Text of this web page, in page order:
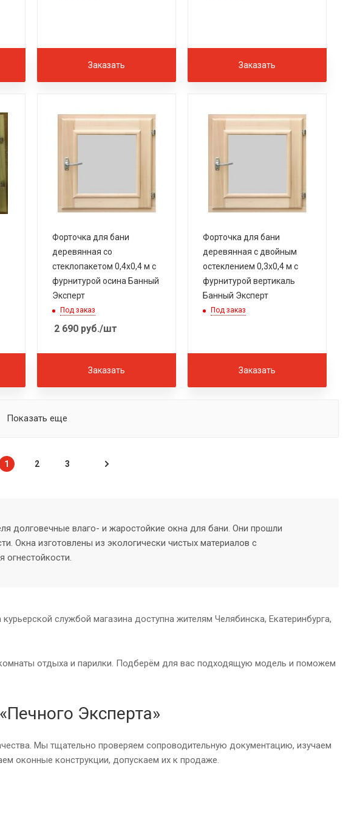
Заказать Заказать
Форточка для бани
деревянная со
стеклопакетом 0,4х0,4 м с
фурнитурой осина Банный
Эксперт
Под заказ
2 690руб./шт
Заказать
Форточка для бани
деревянная с двойным
остеклением 0,3х0,4 м с
фурнитурой вертикаль
Банный Эксперт
Под заказ
Заказать
Показать еще
1 2 3
долговечные влаго- и жаростойкие окна для бани. Они прошли
Окна изготовлены из экологически чистых материалов с
огнестойкости.
службой магазина доступна жителям Челябинска, Екатеринбурга,
отдыха и парилки. Подберём для вас подходящую модель и поможем
Эксперта»
Мы тщательно проверяем сопроводительную документацию, изучаем
оконные конструкции, допускаем их к продаже.